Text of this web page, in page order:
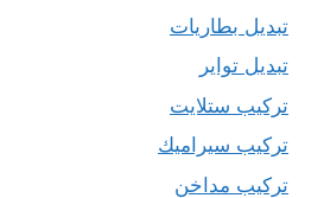
تبديل بطاريات
تبديل تواير
تركيب ستلايت
تركيب سيراميك
تركيب مداخن